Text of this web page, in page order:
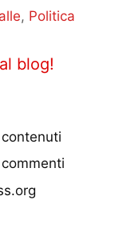
, Politica
blog!